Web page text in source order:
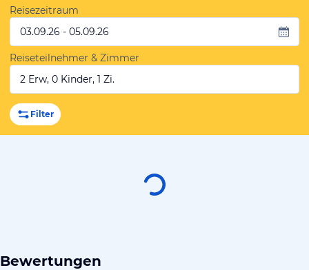
Reisezeitraum
03.09.26 - 05.09.26
Reiseteilnehmer & Zimmer
2 Erw, 0 Kinder, 1 Zi.
Filter
Bewertungen